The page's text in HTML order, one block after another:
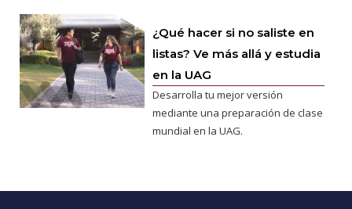
¿Qué hacer si no saliste en
listas? Ve más allá y estudia
en la UAG
Desarrolla tu mejor versión
mediante una preparación de clase
mundial en la UAG.